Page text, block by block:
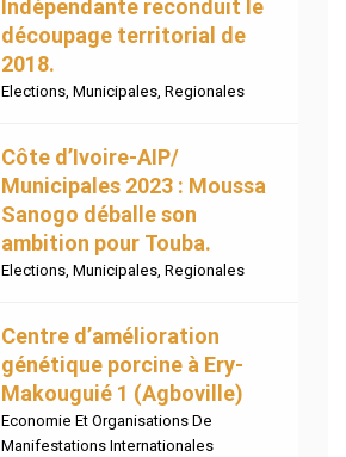
Indépendante reconduit le
découpage territorial de
2018.
Elections, Municipales, Regionales
Côte d’Ivoire-AIP/
Municipales 2023 : Moussa
Sanogo déballe son
ambition pour Touba.
Elections, Municipales, Regionales
Centre d’amélioration
génétique porcine à Ery-
Makouguié 1 (Agboville)
Economie Et Organisations De
Manifestations Internationales